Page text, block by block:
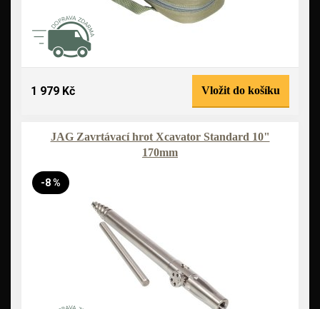
1 979 Kč Vložit do košíku
JAG Zavrtávací hrot Xcavator Standard 10"
170mm
-8 %